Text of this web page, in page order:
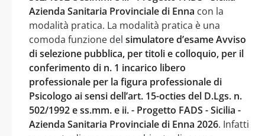
Azienda Sanitaria Provinciale di Enna con la
modalità pratica. La modalità pratica è una
comoda funzione del simulatore d’esame Avviso
di selezione pubblica, per titoli e colloquio, per il
conferimento di n. 1 incarico libero
professionale per la figura professionale di
Psicologo ai sensi dell’art. 15-octies del D.Lgs. n.
502/1992 e ss.mm. e ii. - Progetto FADS - Sicilia -
Azienda Sanitaria Provinciale di Enna 2026. Infatti